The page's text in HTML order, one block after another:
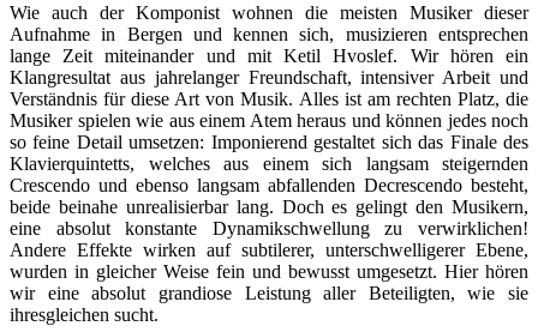
Wie auch der Komponist wohnen die meisten Musiker dieser
Aufnahme in Bergen und kennen sich, musizieren entsprechen
lange Zeit miteinander und mit Ketil Hvoslef. Wir hören ein
Klangresultat aus jahrelanger Freundschaft, intensiver Arbeit und
Verständnis für diese Art von Musik. Alles ist am rechten Platz, die
Musiker spielen wie aus einem Atem heraus und können jedes noch
so feine Detail umsetzen: Imponierend gestaltet sich das Finale des
Klavierquintetts, welches aus einem sich langsam steigernden
Crescendo und ebenso langsam abfallenden Decrescendo besteht,
beide beinahe unrealisierbar lang. Doch es gelingt den Musikern,
eine absolut konstante Dynamikschwellung zu verwirklichen!
Andere Effekte wirken auf subtilerer, unterschwelligerer Ebene,
wurden in gleicher Weise fein und bewusst umgesetzt. Hier hören
wir eine absolut grandiose Leistung aller Beteiligten, wie sie
ihresgleichen sucht.